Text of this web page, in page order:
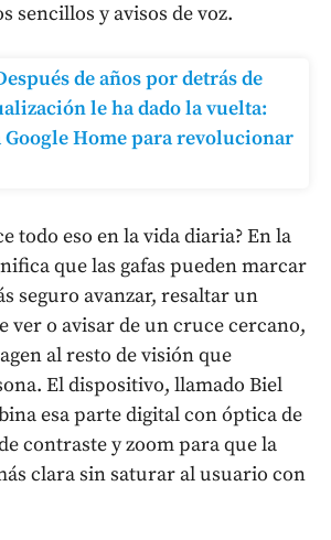
sencillos y avisos de voz.
de años por detrás de
le ha dado la vuelta:
Home para revolucionar
todo eso en la vida diaria? En la
que las gafas pueden marcar
seguro avanzar, resaltar un
o avisar de un cruce cercano,
al resto de visión que
El dispositivo, llamado Biel
esa parte digital con óptica de
contraste y zoom para que la
clara sin saturar al usuario con